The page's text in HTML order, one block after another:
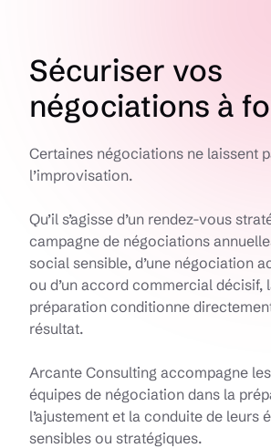
Sécuriser vos
négociations à
Certaines négociations ne laissent
l’improvisation.
Qu’il s’agisse d’un rendez-vous
campagne de négociations
social sensible, d’une négociation
ou d’un accord commercial décisif,
préparation conditionne
résultat.
Arcante Consulting accompagne
équipes de négociation dans la
l’ajustement et la conduite de leurs
sensibles ou stratégiques.